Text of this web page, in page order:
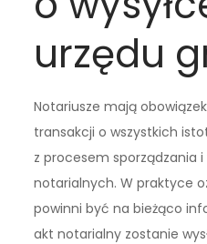
urzędu
Notariusze mają
transakcji o wszystkich
z procesem sporządzania i
notarialnych. W praktyce
powinni być na bieżąco
akt notarialny zostanie